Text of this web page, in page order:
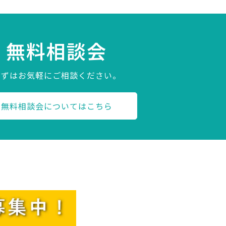
無料相談会
はお気軽にご相談ください。
無料相談会についてはこちら